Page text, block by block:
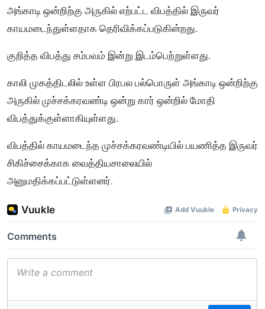
அங்காடி ஒன்றிற்கு அருகில் எற்பட்ட விபத்தில் இருவர்
காயமடைந்துள்ளதாக தெரிவிக்கப்படுகின்றது.
குறித்த விபத்து சம்பவம் இன்று இடம்பெற்றுள்ளது.
காலி முகத்திடலில் உள்ள பிரபல பல்பொருள் அங்காடி ஒன்றிற்கு
அருகில் முச்சக்கரவண்டி ஒன்று கார் ஒன்றில் மோதி
விபத்துக்குள்ளாகியுள்ளது.
விபத்தில் காயமடைந்த முச்சக்கரவண்டியில் பயணித்த இருவர்
சிகிச்சைக்காக வைத்தியசாலையில்
அனுமதிக்கப்பட்டுள்ளனர்.